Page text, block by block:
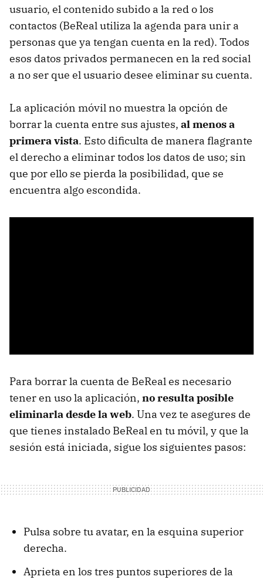
usuario, el contenido subido a la red o los
contactos (BeReal utiliza la agenda para unir a
personas que ya tengan cuenta en la red). Todos
esos datos privados permanecen en la red social
a no ser que el usuario desee eliminar su cuenta.
La aplicación móvil no muestra la opción de
borrar la cuenta entre sus ajustes, al menos a
primera vista. Esto dificulta de manera flagrante
el derecho a eliminar todos los datos de uso; sin
que por ello se pierda la posibilidad, que se
encuentra algo escondida.
Para borrar la cuenta de BeReal es necesario
tener en uso la aplicación, no resulta posible
eliminarla desde la web. Una vez te asegures de
que tienes instalado BeReal en tu móvil, y que la
sesión está iniciada, sigue los siguientes pasos:
Pulsa sobre tu avatar, en la esquina superior
derecha.
Aprieta en los tres puntos superiores de la